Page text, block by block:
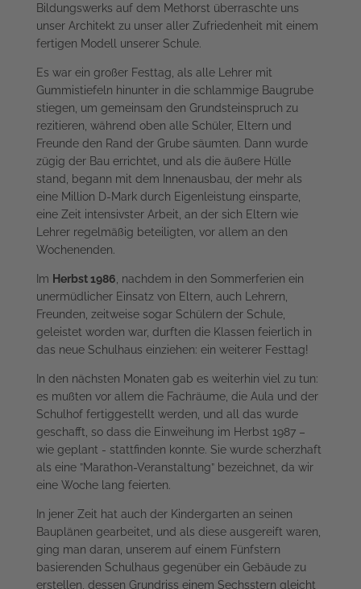
Bildungswerks auf dem Methorst überraschte uns
unser Architekt zu unser aller Zufriedenheit mit einem
fertigen Modell unserer Schule.
Es war ein großer Festtag, als alle Lehrer mit
Gummistiefeln hinunter in die schlammige Baugrube
stiegen, um gemeinsam den Grundsteinspruch zu
rezitieren, während oben alle Schüler, Eltern und
Freunde den Rand der Grube säumten. Dann wurde
zügig der Bau errichtet, und als die äußere Hülle
stand, begann mit dem Innenausbau, der mehr als
eine Million D-Mark durch Eigenleistung einsparte,
eine Zeit intensivster Arbeit, an der sich Eltern wie
Lehrer regelmäßig beteiligten, vor allem an den
Wochenenden.
Im Herbst 1986 , nachdem in den Sommerferien ein
unermüdlicher Einsatz von Eltern, auch Lehrern,
Freunden, zeitweise sogar Schülern der Schule,
geleistet worden war, durften die Klassen feierlich in
das neue Schulhaus einziehen: ein weiterer Festtag!
In den nächsten Monaten gab es weiterhin viel zu tun:
es mußten vor allem die Fachräume, die Aula und der
Schulhof fertiggestellt werden, und all das wurde
geschafft, so dass die Einweihung im Herbst 1987 –
wie geplant - stattfinden konnte. Sie wurde scherzhaft
als eine ”Marathon-Veranstaltung” bezeichnet, da wir
eine Woche lang feierten.
In jener Zeit hat auch der Kindergarten an seinen
Bauplänen gearbeitet, und als diese ausgereift waren,
ging man daran, unserem auf einem Fünfstern
basierenden Schulhaus gegenüber ein Gebäude zu
erstellen, dessen Grundriss einem Sechsstern gleicht